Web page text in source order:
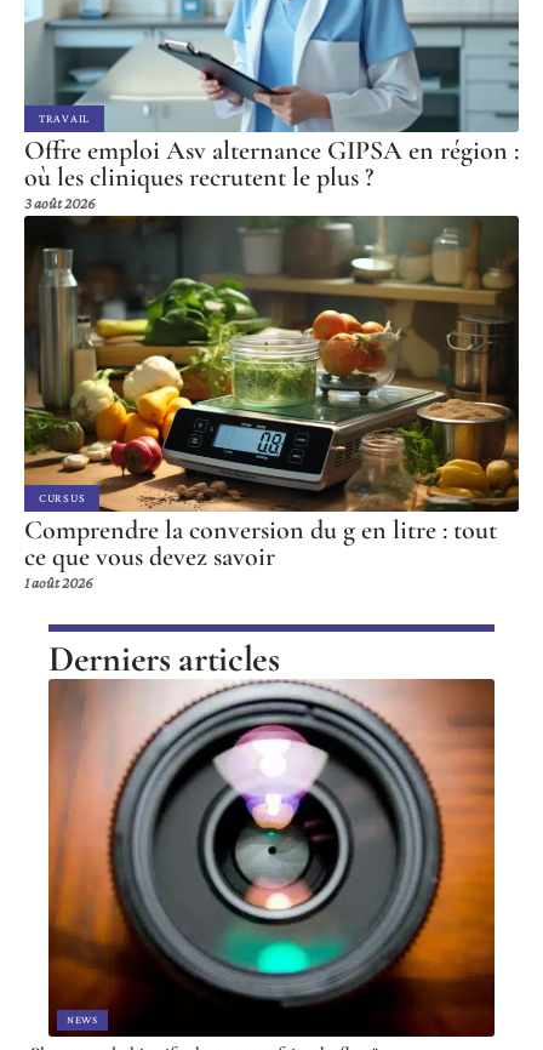
TRAVAIL
Offre emploi Asv alternance GIPSA en région :
où les cliniques recrutent le plus ?
3 août 2026
CURSUS
Comprendre la conversion du g en litre : tout
ce que vous devez savoir
1 août 2026
Derniers articles
NEWS